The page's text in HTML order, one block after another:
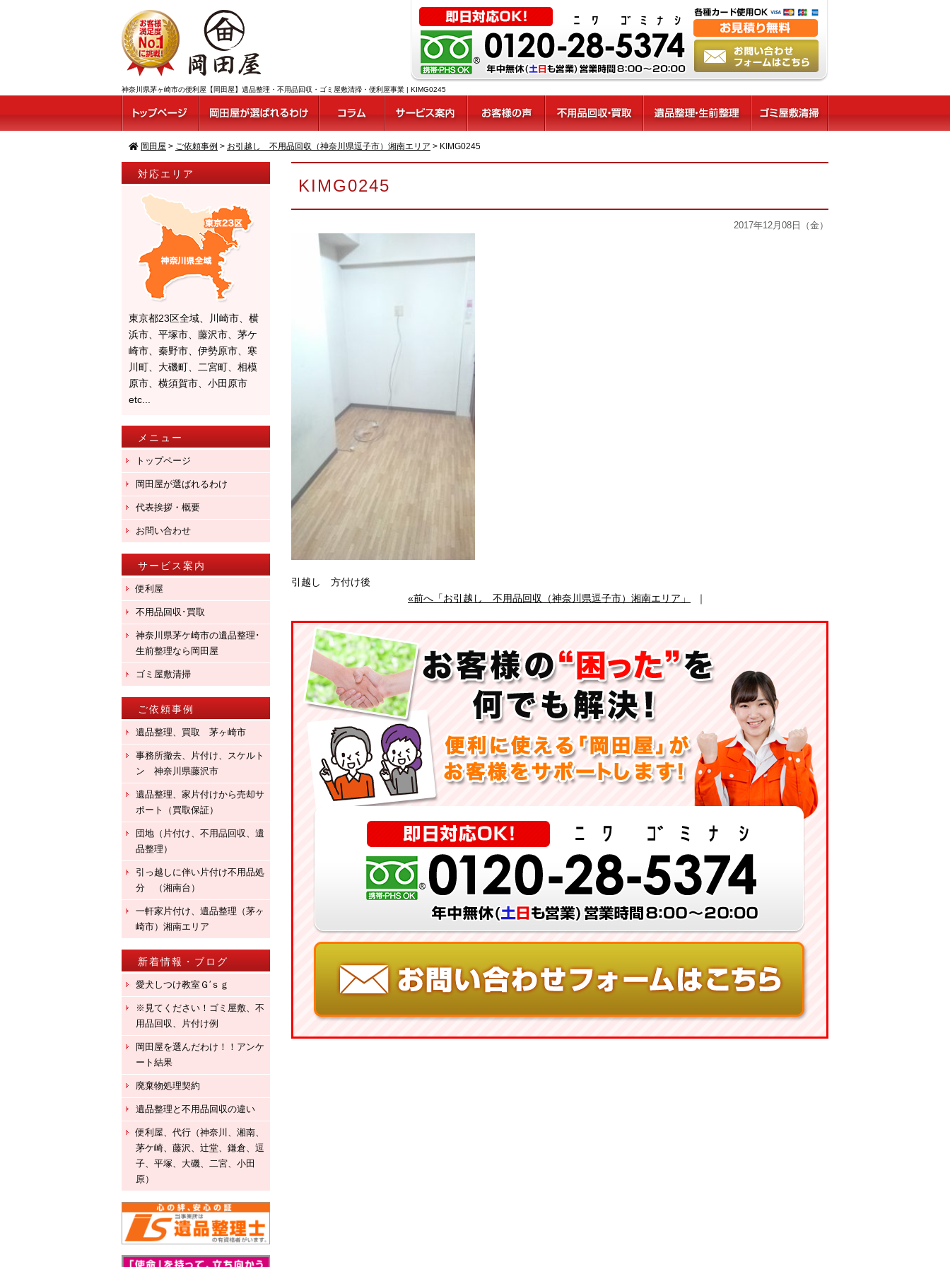
神奈川県茅ヶ崎市の便利屋【岡田屋】遺品整理・不用品回収・ゴミ屋敷清掃・便利屋事業 | KIMG0245
岡田屋 > ご依頼事例 > お引越し 不用品回収（神奈川県逗子市）湘南エリア > KIMG0245
KIMG0245
2017年12月08日（金）
引越し 方付け後
«前へ「お引越し 不用品回収（神奈川県逗子市）湘南エリア」
｜
対応エリア
東京都23区全域、川崎市、横
浜市、平塚市、藤沢市、茅ケ
崎市、秦野市、伊勢原市、寒
川町、大磯町、二宮町、相模
原市、横須賀市、小田原市
etc...
メニュー
トップページ
岡田屋が選ばれるわけ
代表挨拶・概要
お問い合わせ
サービス案内
便利屋
不用品回収･買取
神奈川県茅ケ崎市の遺品整理･
生前整理なら岡田屋
ゴミ屋敷清掃
ご依頼事例
遺品整理、買取 茅ヶ崎市
事務所撤去、片付け、スケルト
ン 神奈川県藤沢市
遺品整理、家片付けから売却サ
ポート（買取保証）
団地（片付け、不用品回収、遺
品整理）
引っ越しに伴い片付け不用品処
分 （湘南台）
一軒家片付け、遺品整理（茅ヶ
崎市）湘南エリア
新着情報・ブログ
愛犬しつけ教室Ｇ′ｓｇ
※見てください！ゴミ屋敷、不
用品回収、片付け例
岡田屋を選んだわけ！！アンケ
ート結果
廃棄物処理契約
遺品整理と不用品回収の違い
便利屋、代行（神奈川、湘南、
茅ケ崎、藤沢、辻堂、鎌倉、逗
子、平塚、大磯、二宮、小田
原）